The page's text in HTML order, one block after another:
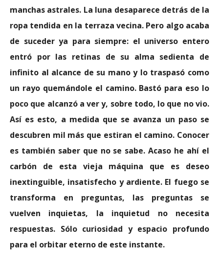
manchas astrales. La luna desaparece detrás de la
ropa tendida en la terraza vecina. Pero algo acaba
de suceder ya para siempre: el universo entero
entró por las retinas de su alma sedienta de
infinito al alcance de su mano y lo traspasó como
un rayo quemándole el camino. Bastó para eso lo
poco que alcanzó a ver y, sobre todo, lo que no vio.
Así es esto, a medida que se avanza un paso se
descubren mil más que estiran el camino. Conocer
es también saber que no se sabe. Acaso he ahí el
carbón de esta vieja máquina que es deseo
inextinguible, insatisfecho y ardiente. El fuego se
transforma en preguntas, las preguntas se
vuelven inquietas, la inquietud no necesita
respuestas. Sólo curiosidad y espacio profundo
para el orbitar eterno de este instante.